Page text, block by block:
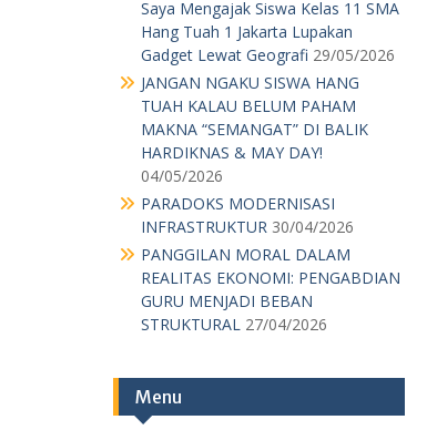
Saya Mengajak Siswa Kelas 11 SMA
Hang Tuah 1 Jakarta Lupakan
Gadget Lewat Geografi 29/05/2026
JANGAN NGAKU SISWA HANG
TUAH KALAU BELUM PAHAM
MAKNA “SEMANGAT” DI BALIK
HARDIKNAS & MAY DAY!
04/05/2026
PARADOKS MODERNISASI
INFRASTRUKTUR 30/04/2026
PANGGILAN MORAL DALAM
REALITAS EKONOMI: PENGABDIAN
GURU MENJADI BEBAN
STRUKTURAL 27/04/2026
Menu